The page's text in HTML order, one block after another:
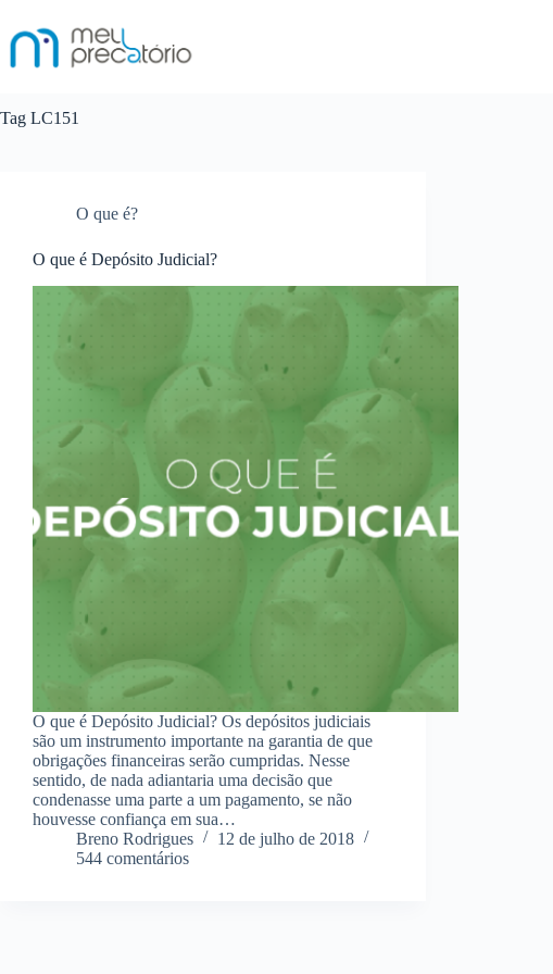
para
conteúdo
Tag LC151
O que é?
O que é Depósito Judicial?
O que é Depósito Judicial? Os depósitos judiciais
são um instrumento importante na garantia de que
obrigações financeiras serão cumpridas. Nesse
sentido, de nada adiantaria uma decisão que
condenasse uma parte a um pagamento, se não
houvesse confiança em sua…
Breno Rodrigues
12 de julho de 2018
544 comentários